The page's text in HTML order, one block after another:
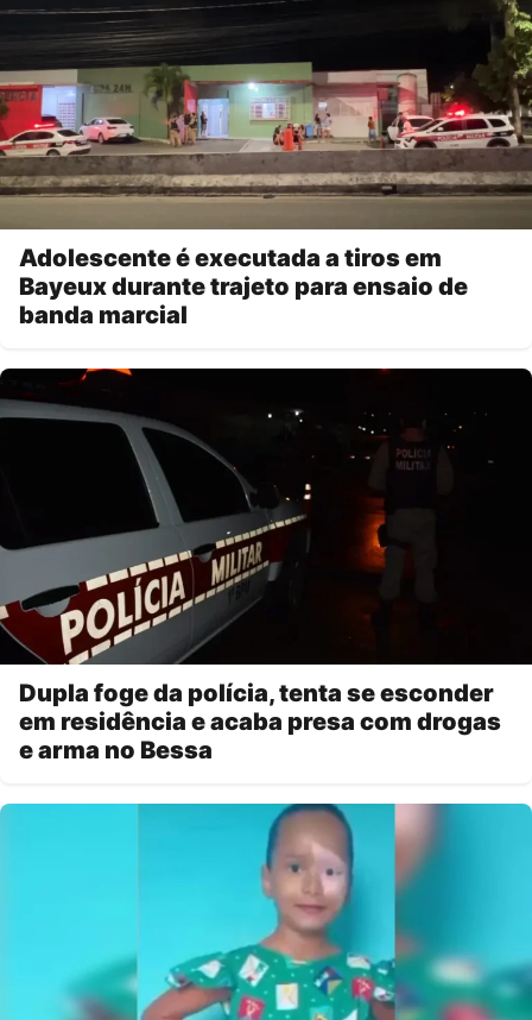
Adolescente é executada a tiros em
Bayeux durante trajeto para ensaio de
banda marcial
Dupla foge da polícia, tenta se esconder
em residência e acaba presa com drogas
e arma no Bessa